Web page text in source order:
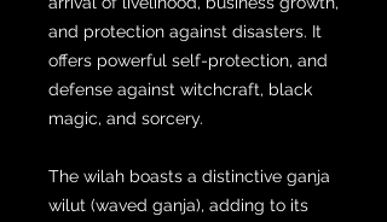
and protection against disasters. It
offers powerful self-protection, and
defense against witchcraft, black
magic, and sorcery.
The wilah boasts a distinctive ganja
wilut (waved ganja), adding to its